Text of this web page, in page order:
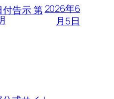
付告示 第 2026年6
月5日